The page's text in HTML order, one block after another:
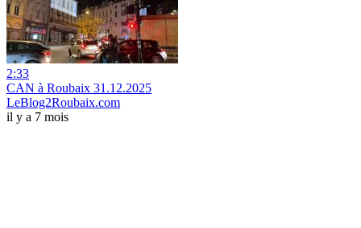
2:33
CAN à Roubaix 31.12.2025
LeBlog2Roubaix.com
il y a 7 mois